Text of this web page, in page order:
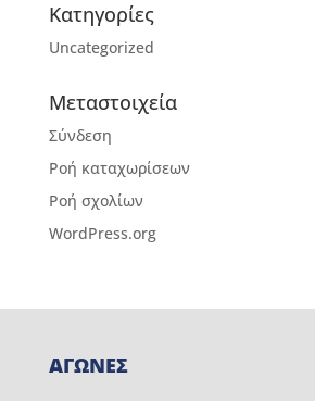
Kατηγορίες
Uncategorized
Μεταστοιχεία
Σύνδεση
Ροή καταχωρίσεων
Ροή σχολίων
WordPress.org
ΑΓΩΝΕΣ